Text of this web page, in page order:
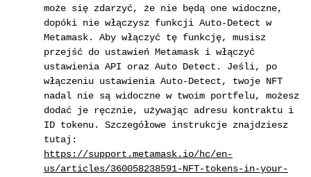
może się zdarzyć, że nie będą one widoczne,
dopóki nie włączysz funkcji Auto-Detect w
Metamask. Aby włączyć tę funkcję, musisz
przejść do ustawień Metamask i włączyć
ustawienia API oraz Auto Detect. Jeśli, po
włączeniu ustawienia Auto-Detect, twoje NFT
nadal nie są widoczne w twoim portfelu, możesz
dodać je ręcznie, używając adresu kontraktu i
ID tokenu. Szczegółowe instrukcje znajdziesz
tutaj:
https://support.metamask.io/hc/en-
us/articles/360058238591-NFT-tokens-in-your-